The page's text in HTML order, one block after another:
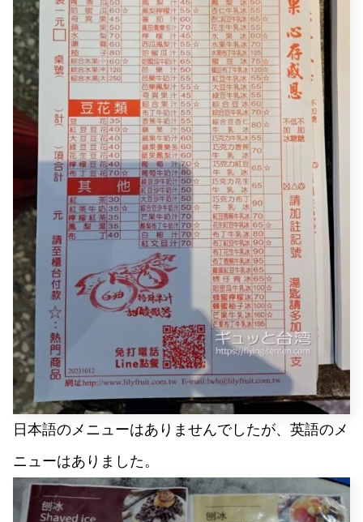
日本語のメニューはありませんでしたが、英語のメ
ニューはありました。